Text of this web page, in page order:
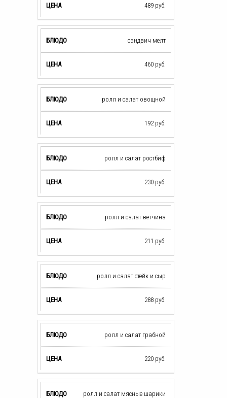
489 руб.
сэндвич мелт
460 руб.
ролл и салат овощной
192 руб.
ролл и салат ростбиф
230 руб.
ролл и салат ветчина
211 руб.
ролл и салат стейк и сыр
288 руб.
ролл и салат грабной
220 руб.
ролл и салат мясные шарики